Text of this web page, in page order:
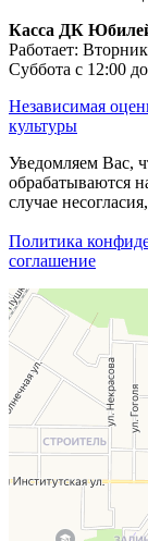
Касса ДК
Работает:
Суббота с 12:00
Независимая
культуры
Уведомляем Вас,
обрабатываются
случае
Политика
соглашение